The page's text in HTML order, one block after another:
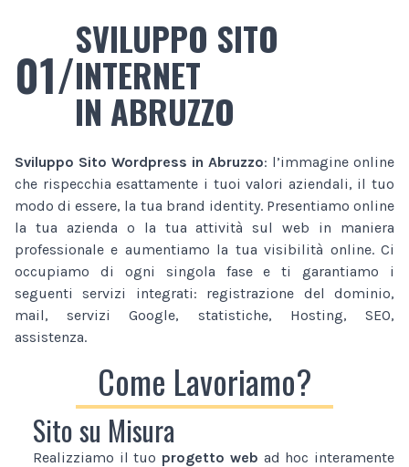
01/
SVILUPPO SITO
INTERNET
IN ABRUZZO
Sviluppo Sito Wordpress in Abruzzo: l’immagine online
che rispecchia esattamente i tuoi valori aziendali, il tuo
modo di essere, la tua brand identity. Presentiamo online
la tua azienda o la tua attività sul web in maniera
professionale e aumentiamo la tua visibilità online. Ci
occupiamo di ogni singola fase e ti garantiamo i
seguenti servizi integrati: registrazione del dominio,
mail, servizi Google, statistiche, Hosting, SEO,
assistenza.
Come Lavoriamo?
Sito su Misura
Realizziamo il tuo progetto web ad hoc interamente